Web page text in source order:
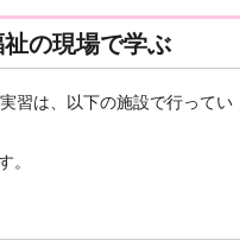
の現場で学ぶ
習は、以下の施設で行ってい
。